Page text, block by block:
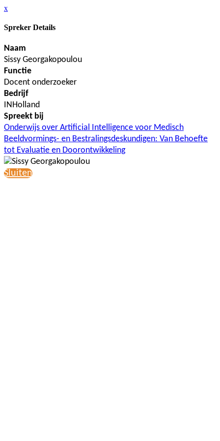
x
Spreker Details
Naam
Sissy Georgakopoulou
Functie
Docent onderzoeker
Bedrijf
INHolland
Spreekt bij
Onderwijs over Artificial Intelligence voor Medisch
Beeldvormings- en Bestralingsdeskundigen: Van Behoefte
tot Evaluatie en Doorontwikkeling
Sluiten